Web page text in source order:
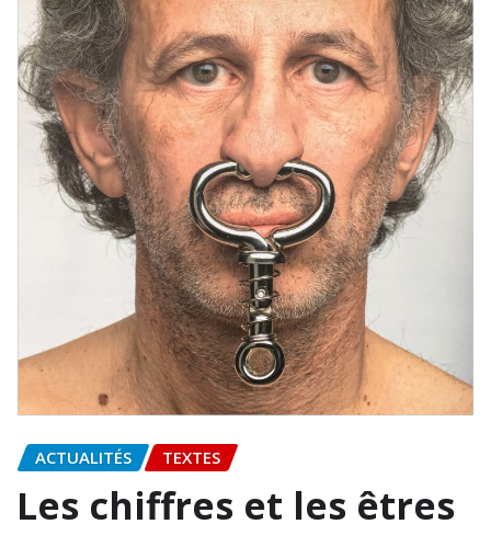
ACTUALITÉS TEXTES
Les chiffres et les êtres